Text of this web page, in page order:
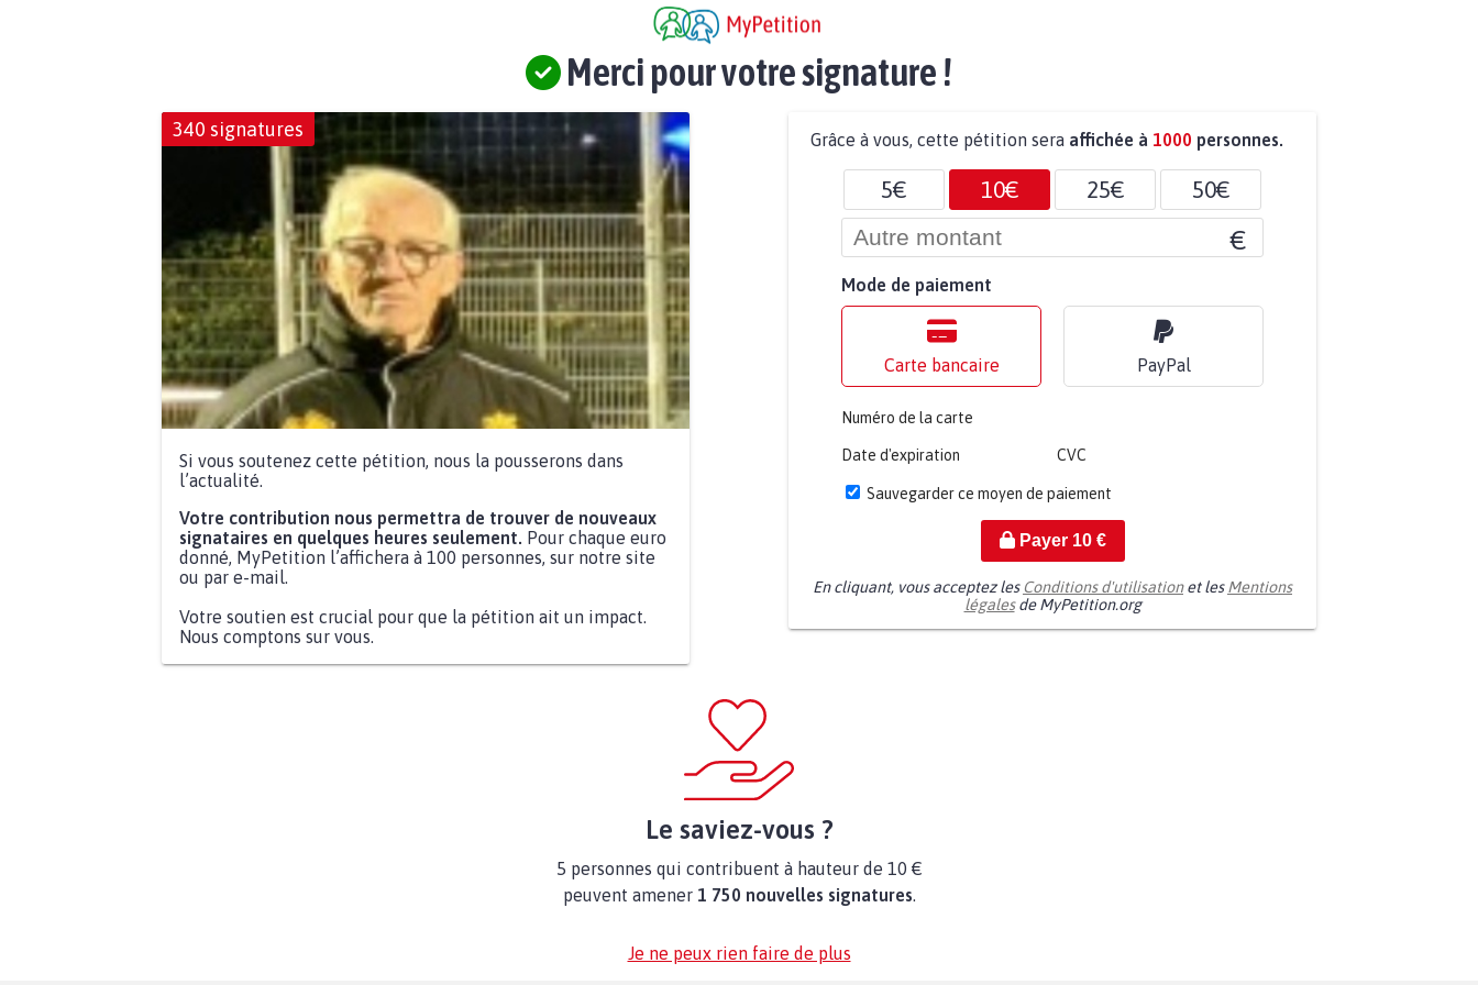
Merci pour votre signature !
340 signatures
Si vous soutenez cette pétition, nous la pousserons dans
l’actualité.
Votre contribution nous permettra de trouver de nouveaux
signataires en quelques heures seulement. Pour chaque euro
donné, MyPetition l’affichera à 100 personnes, sur notre site
ou par e-mail.
Votre soutien est crucial pour que la pétition ait un impact.
Nous comptons sur vous.
Grâce à vous, cette pétition sera affichée à 1000 personnes.
5€ 10€ 25€ 50€
€
Mode de paiement
Carte bancaire PayPal
Numéro de la carte
Date d'expiration CVC
Sauvegarder ce moyen de paiement
Payer 10€
En cliquant, vous acceptez les Conditions d'utilisationet lesMentions
légalesde MyPetition.org
Le saviez-vous ?
5 personnes qui contribuent à hauteur de 10 €
peuvent amener 1 750 nouvelles signatures.
Je ne peux rien faire de plus